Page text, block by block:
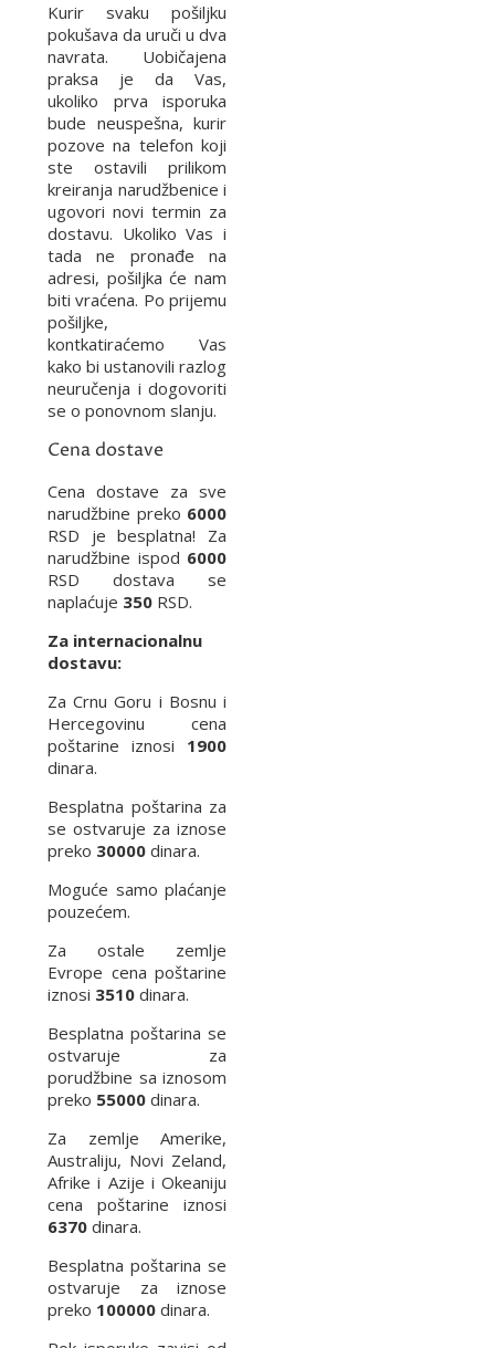
Kurir svaku pošiljku
pokušava da uruči u dva
navrata. Uobičajena
praksa je da Vas,
ukoliko prva isporuka
bude neuspešna, kurir
pozove na telefon koji
ste ostavili prilikom
kreiranja narudžbenice i
ugovori novi termin za
dostavu. Ukoliko Vas i
tada ne pronađe na
adresi, pošiljka će nam
biti vraćena. Po prijemu
pošiljke,
kontkatiraćemo Vas
kako bi ustanovili razlog
neuručenja i dogovoriti
se o ponovnom slanju.
Cena dostave
Cena dostave za sve
narudžbine preko 6000
RSD je besplatna! Za
narudžbine ispod 6000
RSD dostava se
naplaćuje 350 RSD.
Za internacionalnu
dostavu:
Za Crnu Goru i Bosnu i
Hercegovinu cena
poštarine iznosi 1900
dinara.
Besplatna poštarina za
se ostvaruje za iznose
preko 30000 dinara.
Moguće samo plaćanje
pouzećem.
Za ostale zemlje
Evrope cena poštarine
iznosi 3510 dinara.
Besplatna poštarina se
ostvaruje za
porudžbine sa iznosom
preko 55000 dinara.
Za zemlje Amerike,
Australiju, Novi Zeland,
Afrike i Azije i Okeaniju
cena poštarine iznosi
6370 dinara.
Besplatna poštarina se
ostvaruje za iznose
preko 100000 dinara.